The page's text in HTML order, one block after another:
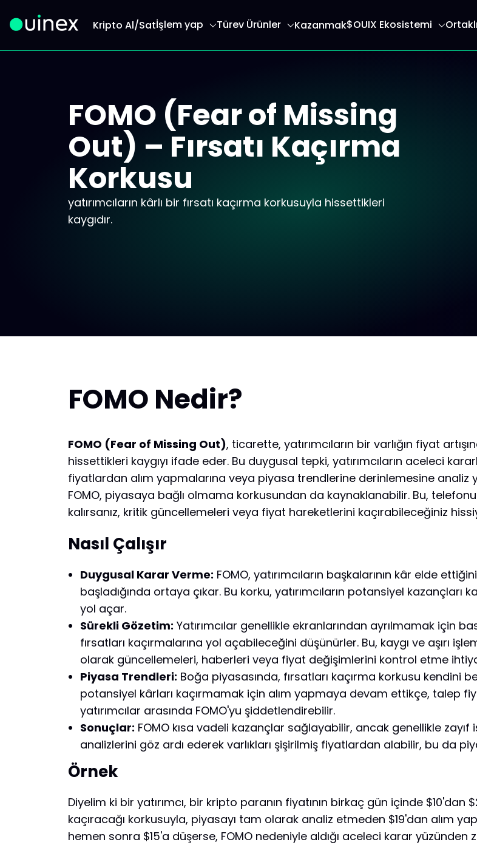
Kripto Al/Satİşlem yap Türev Ürünler Kazanmak$OUIX Ekosistemi
FOMO (Fear of Missing
Out) – Fırsatı Kaçırma
Korkusu
yatırımcıların kârlı bir fırsatı kaçırma korkusuyla hissettikleri
kaygıdır.
FOMO Nedir?
FOMO (Fear of Missing Out), ticarette, yatırımcıların bir varlığın fiyat
hissettikleri kaygıyı ifade eder. Bu duygusal tepki, yatırımcıların aceleci
fiyatlardan alım yapmalarına veya piyasa trendlerine derinlemesine analiz
FOMO, piyasaya bağlı olmama korkusundan da kaynaklanabilir. Bu,
kalırsanız, kritik güncellemeleri veya fiyat hareketlerini kaçırabileceğiniz
Nasıl Çalışır
Duygusal Karar Verme: FOMO, yatırımcıların başkalarının kâr elde
başladığında ortaya çıkar. Bu korku, yatırımcıların potansiyel kazançları
yol açar.
Sürekli Gözetim: Yatırımcılar genellikle ekranlarından ayrılmamak için
fırsatları kaçırmalarına yol açabileceğini düşünürler. Bu, kaygı ve aşırı
olarak güncellemeleri, haberleri veya fiyat değişimlerini kontrol etme
Piyasa Trendleri: Boğa piyasasında, fırsatları kaçırma korkusu kendini
potansiyel kârları kaçırmamak için alım yapmaya devam ettikçe, talep
yatırımcılar arasında FOMO'yu şiddetlendirebilir.
Sonuçlar: FOMO kısa vadeli kazançlar sağlayabilir, ancak genellikle zayıf
analizlerini göz ardı ederek varlıkları şişirilmiş fiyatlardan alabilir, bu da
Örnek
Diyelim ki bir yatırımcı, bir kripto paranın fiyatının birkaç gün içinde $10'dan
kaçıracağı korkusuyla, piyasayı tam olarak analiz etmeden $19'dan alım
hemen sonra $15'a düşerse, FOMO nedeniyle aldığı aceleci karar yüzünden